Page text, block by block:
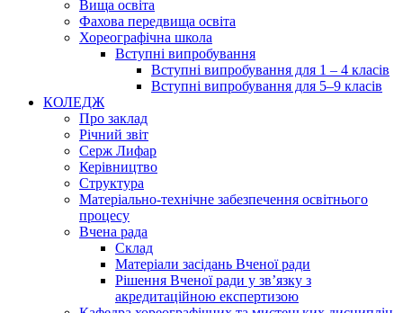
Вища освіта
Фахова передвища освіта
Хореографічна школа
Вступні випробування
Вступні випробування для 1 – 4 класів
Вступні випробування для 5–9 класів
КОЛЕДЖ
Про заклад
Річний звіт
Серж Лифар
Керівництво
Структура
Матеріально-технічне забезпечення освітнього
процесу
Вчена рада
Cклад
Матеріали засідань Вченої ради
Рішення Вченої ради у зв’язку з
акредитаційною експертизою